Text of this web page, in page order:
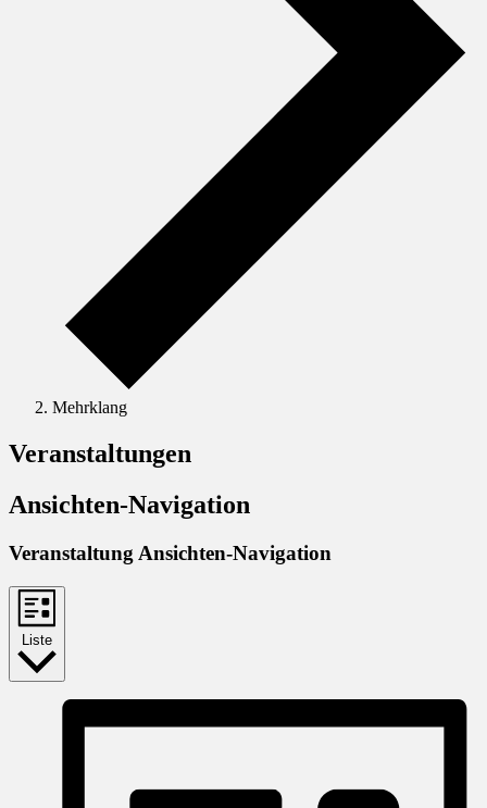
Mehrklang
Veranstaltungen
Ansichten-Navigation
Veranstaltung Ansichten-Navigation
Liste